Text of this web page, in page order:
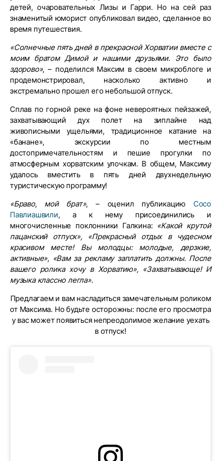
детей, очаровательных Лизы и Гарри. Но на сей раз
знаменитый юморист опубликовал видео, сделанное во
время путешествия.
«Солнечные пять дней в прекрасной Хорватии вместе с
моим братом Димой и нашими друзьями. Это было
здорово», – поделился Максим в своем микроблоге и
продемонстрировал, насколько активно и
экстремально прошел его небольшой отпуск.
Сплав по горной реке на фоне невероятных пейзажей,
захватывающий дух полет на зиплайне над
живописными ущельями, традиционное катание на
«банане», экскурсии по местным
достопримечательностям и пешие прогулки по
атмосферным хорватским улочкам. В общем, Максиму
удалось вместить в пять дней двухнедельную
туристическую программу!
«Браво, мой брат», – оценил публикацию Сосо
Павлиашвили, а к нему присоединились и
многочисленные поклонники Галкина: «Какой крутой
пацанский отпуск», «Прекрасный отдых в чудесном
красивом месте! Вы молодцы: молодые, дерзкие,
активные», «Вам за рекламу заплатить должны. После
вашего ролика хочу в Хорватию», «Захватывающе! И
музыка классно легла».
Предлагаем и вам насладиться замечательным роликом
от Максима. Но будьте осторожны: после его просмотра
у вас может появиться непреодолимое желание уехать
в отпуск!